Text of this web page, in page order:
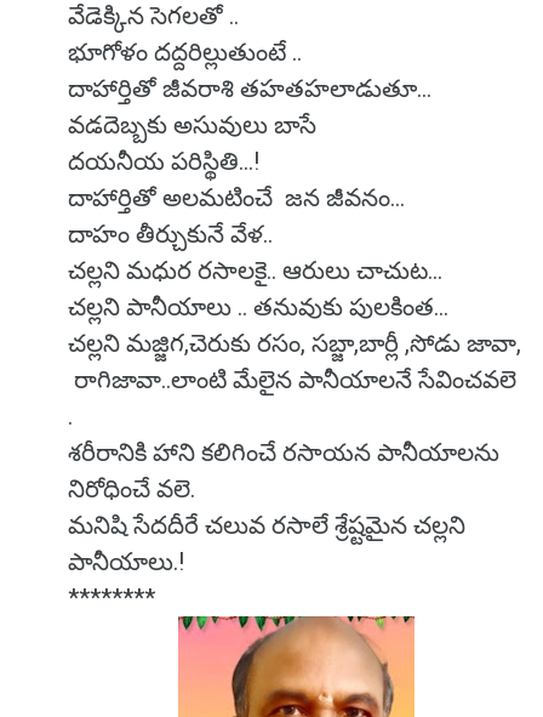
వేడెక్కిన సెగలతో ..‌
భూగోళం దద్దరిల్లుతుంటే ..
దాహార్తితో జీవరాశి తహతహలాడుతూ...
వడదెబ్బకు అసువులు బాసే
దయనీయ పరిస్థితి...!
దాహార్తితో అలమటించే జన జీవనం...
దాహం తీర్చుకునే వేళ..
చల్లని మధుర రసాలకై.. ఆరులు చాచుట...
చల్లని పానీయాలు .. తనువుకు పులకింత...
చల్లని మజ్జిగ,చెరుకు రసం, సబ్జా,బార్లీ ,సోడు జావా,
రాగిజావా..లాంటి మేలైన పానీయాలనే సేవించవలె
.
శరీరానికి హాని కలిగించే రసాయన పానీయాలను
నిరోధించే వలె.
మనిషి సేదదీరే చలువ రసాలే శ్రేష్టమైన చల్లని
పానీయాలు.!
********